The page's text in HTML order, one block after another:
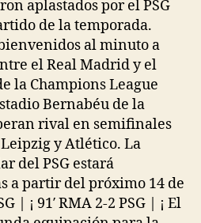
aplastados por el PSG
de la temporada.
al minuto a
el Real Madrid y el
la Champions League
Bernabéu de la
rival en semifinales
y Atlético. La
del PSG estará
a partir del próximo 14 de
| ¡ 91′ RMA 2-2 PSG | ¡ El